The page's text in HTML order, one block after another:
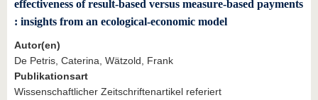
effectiveness of result-based versus measure-based payments
: insights from an ecological-economic model
Autor(en)
De Petris, Caterina, Wätzold, Frank
Publikationsart
Wissenschaftlicher Zeitschriftenartikel referiert